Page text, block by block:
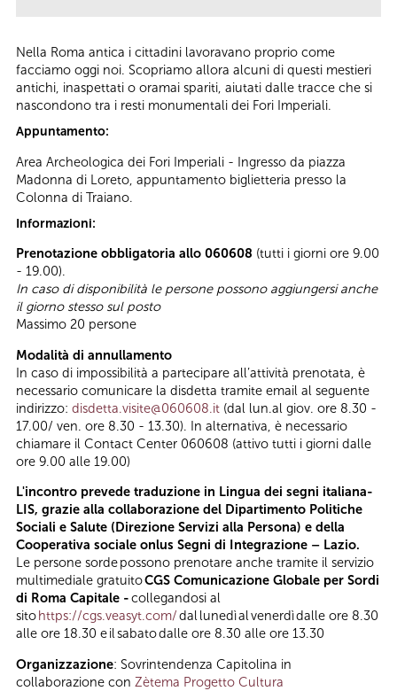
Nella Roma antica i cittadini lavoravano proprio come
facciamo oggi noi. Scopriamo allora alcuni di questi mestieri
antichi, inaspettati o oramai spariti, aiutati dalle tracce che si
nascondono tra i resti monumentali dei Fori Imperiali.
Appuntamento:
Area Archeologica dei Fori Imperiali - Ingresso da piazza
Madonna di Loreto, appuntamento biglietteria presso la
Colonna di Traiano.
Informazioni:
Prenotazione obbligatoria allo 060608 (tutti i giorni ore 9.00
- 19.00).
In caso di disponibilità le persone possono aggiungersi anche
il giorno stesso sul posto
Massimo 20 persone
Modalità di annullamento
In caso di impossibilità a partecipare all’attività prenotata, è
necessario comunicare la disdetta tramite email al seguente
indirizzo: disdetta.visite@060608.it (dal lun.al giov. ore 8.30 -
17.00/ ven. ore 8.30 - 13.30). In alternativa, è necessario
chiamare il Contact Center 060608 (attivo tutti i giorni dalle
ore 9.00 alle 19.00)
L'incontro prevede traduzione in Lingua dei segni italiana-
LIS, grazie alla collaborazione del Dipartimento Politiche
Sociali e Salute (Direzione Servizi alla Persona) e della
Cooperativa sociale onlus Segni di Integrazione – Lazio.
Le persone sorde possono prenotare anche tramite il servizio
multimediale gratuitoCGS Comunicazione Globale per Sordi
di Roma Capitale -collegandosi al
sitohttps://cgs.veasyt.com/dal lunedì al venerdì dalle ore 8.30
alle ore 18.30 e il sabato dalle ore 8.30 alle ore 13.30
Organizzazione: Sovrintendenza Capitolina in
collaborazione con Zètema Progetto Cultura